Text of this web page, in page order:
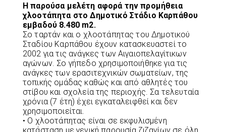
Η παρούσα μελέτη αφορά την προμήθεια
χλοοτάπητα στο Δημοτικό Στάδιο Καρπάθου
εμβαδού 8.480 m2.
Σο ταρτάν και ο χλοοτάπητας του Δημοτικού
Σταδίου Καρπάθου έχουν κατασκευαστεί το
2002 για τις ανάγκες των Αιγαιοπελαγίτικων
αγώνων. Σο γήπεδο χρησιμοποιήθηκε για τις
ανάγκες των ερασιτεχνικών σωματείων, της
τοπικής ομάδας καθώς και από αθλητές του
στίβου και σχολεία της περιοχής. Σα τελευταία
χρόνια (7 έτη) έχει εγκαταλειφθεί και δεν
χρησιμοποιείται.
• Ο χλοοτάπητας είναι σε εκφυλισμένη
κατάσταση με γενική παρουσία ζιζανίων σε όλη